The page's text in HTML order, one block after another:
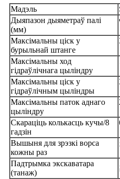
Мадэль
Дыяпазон дыяметраў палі
(мм)
Максімальны ціск у
бурыльнай штанге
Максімальны ход
гідраўлічнага цыліндру
Максімальны ціск у
гідраўлічным цыліндры
Максімальны паток аднаго
цыліндру
Скараціць колькасць кучы/8
гадзін
Вышыня для зрэзкі ворса
кожны раз
Падтрымка экскаватара
(танаж)